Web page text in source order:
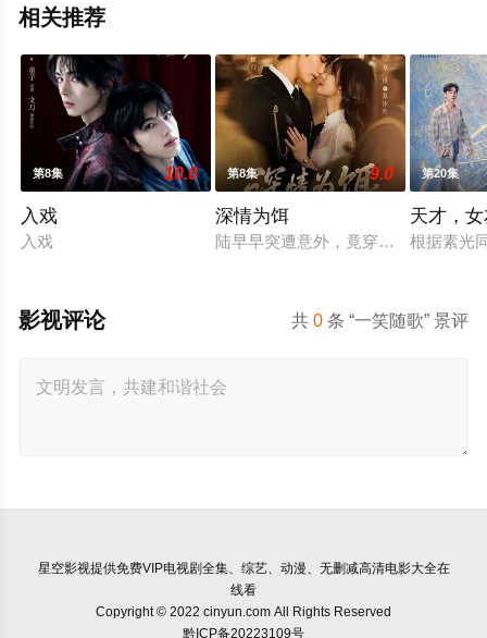
相关推荐
第8集 10.0
入戏
入戏
第8集 9.0
深情为饵
陆早早突遭意外，竟穿越成民国少
第20集
天才，
根据素光
共0 条 “一笑随歌” 景评
影视评论
星空影视提供免费VIP电视剧全集、综艺、动漫、无删减高清电影大全在
线看
Copyright © 2022 cinyun.com All Rights Reserved
黔ICP备20223109号